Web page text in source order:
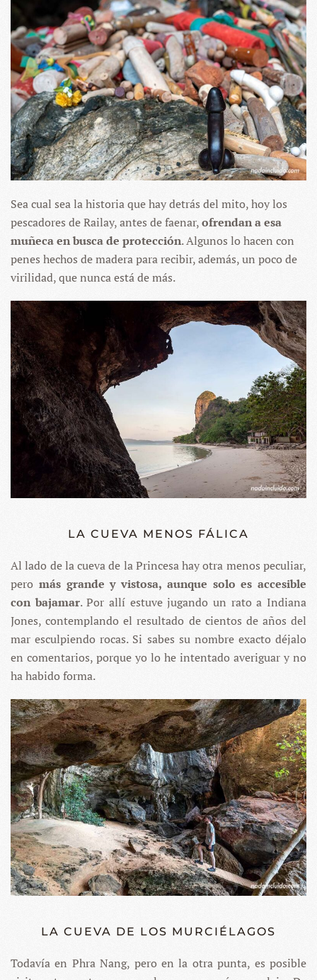
Sea cual sea la historia que hay detrás del mito, hoy los
pescadores de Railay, antes de faenar,ofrendan a esa
muñeca en busca de protección. Algunos lo hacen con
penes hechos de madera para recibir, además, un poco de
virilidad, que nunca está de más.
LA CUEVA MENOS FÁLICA
Al lado de la cueva de la Princesa hay otra menos peculiar,
pero más grande y vistosa, aunque solo es accesible
con bajamar. Por allí estuve jugando un rato a Indiana
Jones, contemplando el resultado de cientos de años del
mar esculpiendo rocas. Si sabes su nombre exacto déjalo
en comentarios, porque yo lo he intentado averiguar y no
ha habido forma.
LA CUEVA DE LOS MURCIÉLAGOS
Todavía en Phra Nang, pero en la otra punta, es posible